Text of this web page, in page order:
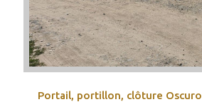
Portail, portillon, clôture Oscuro